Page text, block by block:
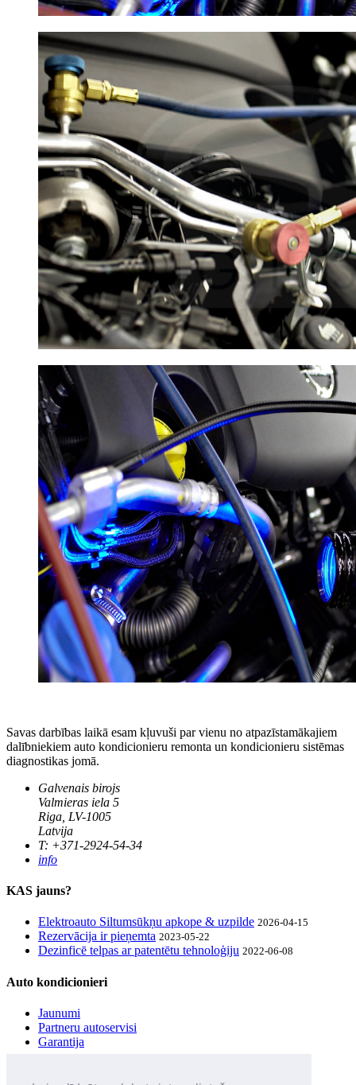
Savas darbības laikā esam kļuvuši par vienu no atpazīstamākajiem
dalībniekiem auto kondicionieru remonta un kondicionieru sistēmas
diagnostikas jomā.
Galvenais birojs
Valmieras iela 5
Riga, LV-1005
Latvija
T: +371-2924-54-34
info
KAS jauns?
Elektroauto Siltumsūkņu apkope & uzpilde 2026-04-15
Rezervācija ir pieņemta 2023-05-22
Dezinficē telpas ar patentētu tehnoloģiju 2022-06-08
Auto kondicionieri
Jaunumi
Partneru autoservisi
Garantija